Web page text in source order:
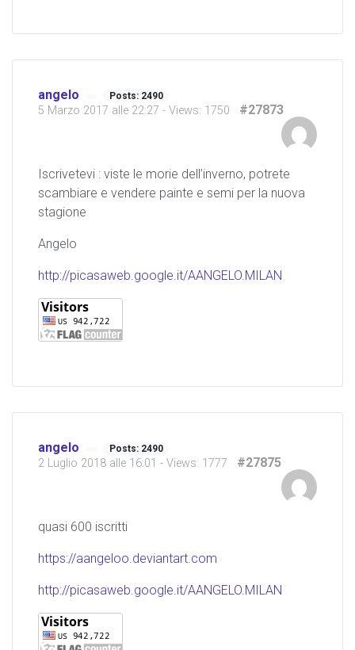
angelo Posts: 2490
5 Marzo 2017 alle 22:27 - Views: 1750 #27873
Iscrivetevi : viste le morie dell’inverno, potrete
scambiare e vendere painte e semi per la nuova
stagione
Angelo
http://picasaweb.google.it/AANGELO.MILAN
angelo Posts: 2490
2 Luglio 2018 alle 16:01 - Views: 1777 #27875
quasi 600 iscritti
https://aangeloo.deviantart.com
http://picasaweb.google.it/AANGELO.MILAN